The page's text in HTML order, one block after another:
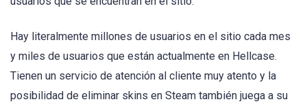
Hay literalmente millones de usuarios en el sitio cada mes
y miles de usuarios que están actualmente en Hellcase.
Tienen un servicio de atención al cliente muy atento y la
posibilidad de eliminar skins en Steam también juega a su